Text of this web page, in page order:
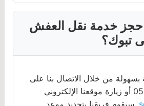
حجز خدمة نقل العفش
تبوك؟
من خلال الاتصال بنا على
. سيقوم فريقنا بتحديد موعد